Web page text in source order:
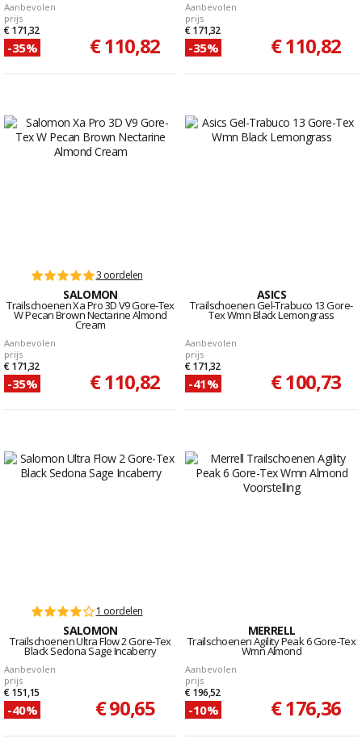
Aanbevolen
prijs
€ 171,32
-35% € 110,82
Aanbevolen
prijs
€ 171,32
-35% € 110,82
3 oordelen
SALOMON
Trailschoenen Xa Pro 3D V9 Gore-Tex
W Pecan Brown Nectarine Almond
Cream
Aanbevolen
prijs
€ 171,32
-35% € 110,82
ASICS
Trailschoenen Gel-Trabuco 13 Gore-
Tex Wmn Black Lemongrass
Aanbevolen
prijs
€ 171,32
-41% € 100,73
1 oordelen
SALOMON
Trailschoenen Ultra Flow 2 Gore-Tex
Black Sedona Sage Incaberry
Aanbevolen
prijs
€ 151,15
-40% € 90,65
MERRELL
Trailschoenen Agility Peak 6 Gore-Tex
Wmn Almond
Aanbevolen
prijs
€ 196,52
-10% € 176,36